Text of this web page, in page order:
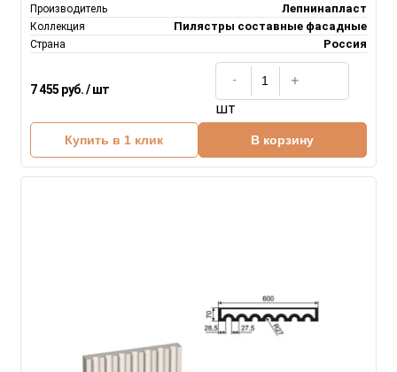
Производитель Лепнинапласт
Коллекция Пилястры составные фасадные
Страна Россия
7 455 руб. / шт
шт
Купить в 1 клик В корзину